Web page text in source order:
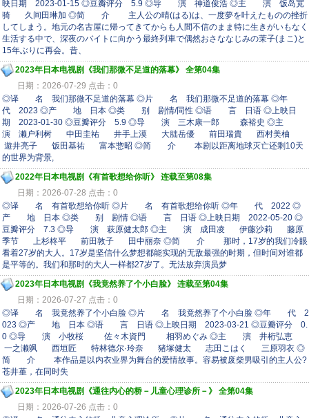
映日期 2023-01-15 ◎豆瓣评分 5.9 ◎导 演 神道俊浩 ◎主 演 饭岛宽
骑 久间田琳加 ◎简 介 主人公の晴(はる)は、一度夢を叶えたものの挫折
してしまう。地元の名古屋に帰ってきてからも人間不信のまま特に生きがいもなく
生活する中で、深夜のバイトに向かう最終列車で偶然おさななじみの茉子(まこ)と
15年ぶりに再会。昔、
2023年日本电视剧《我们那微不足道的落幕》 全第04集
日期：2026-07-29 点击：0
◎译 名 我们那微不足道的落幕 ◎片 名 我们那微不足道的落幕 ◎年
代 2023 ◎产 地 日本 ◎类 别 剧情/同性 ◎语 言 日语 ◎上映日
期 2023-01-30 ◎豆瓣评分 5.9 ◎导 演 三木康一郎 森裕史 ◎主
演 濑户利树 中田圭祐 井手上漠 大朏岳優 前田瑞貴 西村美柚
遊井亮子 饭田基祐 富本惣昭 ◎简 介 本剧以距离地球灭亡还剩10天
的世界为背景,
2022年日本电视剧《有首歌想给你听》 连载至第08集
日期：2026-07-28 点击：0
◎译 名 有首歌想给你听 ◎片 名 有首歌想给你听 ◎年 代 2022 ◎
产 地 日本 ◎类 别 剧情 ◎语 言 日语 ◎上映日期 2022-05-20 ◎
豆瓣评分 7.3 ◎导 演 萩原健太郎 ◎主 演 成田凌 伊藤沙莉 藤原
季节 上杉柊平 前田敦子 田中丽奈 ◎简 介 那时，17岁的我们冷眼
看着27岁的大人。17岁是坚信什么梦想都能实现的无敌最强的时期，但时间对谁都
是平等的。我们和那时的大人一样都27岁了。无法放弃演员梦
2023年日本电视剧《我竟然养了个小白脸》 连载至第04集
日期：2026-07-27 点击：0
◎译 名 我竟然养了个小白脸 ◎片 名 我竟然养了个小白脸 ◎年 代 2
023 ◎产 地 日本 ◎语 言 日语 ◎上映日期 2023-03-21 ◎豆瓣评分 0.
0 ◎导 演 小牧桜 佐々木資門 相羽めぐみ ◎主 演 井桁弘恵
一之濑飒 西垣匠 特林德尔·玲奈 猪塚健太 志田こはく 三原羽衣 ◎
简 介 本作品是以内衣业界为舞台的爱情故事。容易被废柴男吸引的主人公?
苍井堇，在同时失
2023年日本电视剧《通往内心的桥－儿童心理诊所－》 全第04集
日期：2026-07-26 点击：0